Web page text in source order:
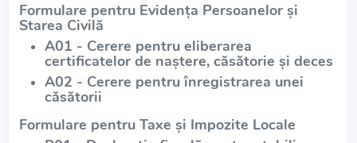
Formulare pentru Evidența Persoanelor și
Starea Civilă
A01 - Cerere pentru eliberarea
certificatelor de naștere, căsătorie și deces
A02 - Cerere pentru înregistrarea unei
căsătorii
Formulare pentru Taxe și Impozite Locale